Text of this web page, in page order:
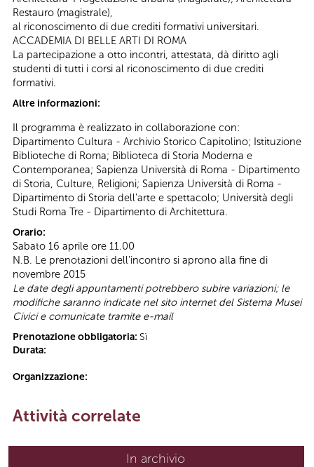
Restauro (magistrale),
al riconoscimento di due crediti formativi universitari.
ACCADEMIA DI BELLE ARTI DI ROMA
La partecipazione a otto incontri, attestata, dà diritto agli
studenti di tutti i corsi al riconoscimento di due crediti
formativi.
Altre informazioni:
Il programma è realizzato in collaborazione con:
Dipartimento Cultura - Archivio Storico Capitolino; Istituzione
Biblioteche di Roma; Biblioteca di Storia Moderna e
Contemporanea; Sapienza Università di Roma - Dipartimento
di Storia, Culture, Religioni; Sapienza Università di Roma -
Dipartimento di Storia dell'arte e spettacolo; Università degli
Studi Roma Tre - Dipartimento di Architettura.
Orario:
Sabato 16 aprile ore 11.00
N.B. Le prenotazioni dell'incontro si aprono alla fine di
novembre 2015
Le date degli appuntamenti potrebbero subire variazioni; le
modifiche saranno indicate nel sito internet del Sistema Musei
Civici e comunicate tramite e-mail
Prenotazione obbligatoria: Sì
Durata:
Organizzazione:
Attività correlate
In archivio